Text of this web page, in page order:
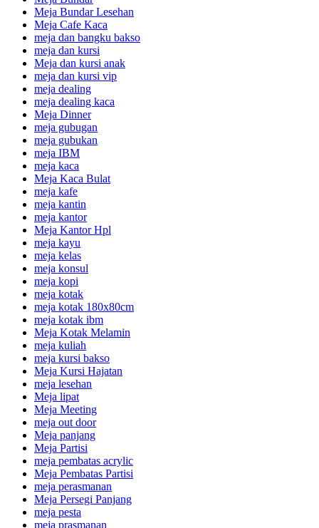
Meja Bundar Lesehan
Meja Cafe Kaca
meja dan bangku bakso
meja dan kursi
Meja dan kursi anak
meja dan kursi vip
meja dealing
meja dealing kaca
Meja Dinner
meja gubugan
meja gubukan
meja IBM
meja kaca
Meja Kaca Bulat
meja kafe
meja kantin
meja kantor
Meja Kantor Hpl
meja kayu
meja kelas
meja konsul
meja kopi
meja kotak
meja kotak 180x80cm
meja kotak ibm
Meja Kotak Melamin
meja kuliah
meja kursi bakso
Meja Kursi Hajatan
meja lesehan
Meja lipat
Meja Meeting
meja out door
Meja panjang
Meja Partisi
meja pembatas acrylic
Meja Pembatas Partisi
meja perasmanan
Meja Persegi Panjang
meja pesta
meja prasmanan